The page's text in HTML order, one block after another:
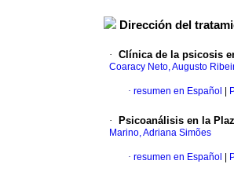
Dirección del
· Clínica de la psicosis
Coaracy Neto, Augusto
· resumen en Español
· Psicoanálisis en la
Marino, Adriana Simões
· resumen en Español